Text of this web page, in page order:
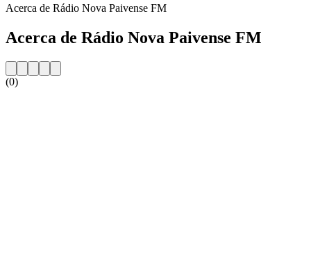
Acerca de Rádio Nova Paivense FM
Acerca de Rádio Nova Paivense FM
(0)